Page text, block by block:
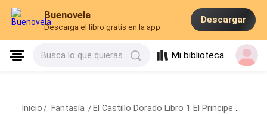
Buenovela
Descarga el libro gratis en la app
Descargar
Busca lo que quieras Mi biblioteca
Inicio / Fantasía / El Castillo Dorado Libro 1 El Principe Misem